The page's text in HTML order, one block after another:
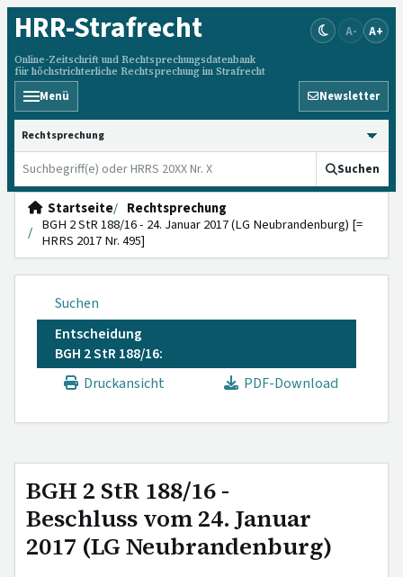
HRR-Strafrecht
Online-Zeitschrift und Rechtsprechungsdatenbank
für höchstrichterliche Rechtsprechung im Strafrecht
A- A+
Menü Newsletter
HRRS durchsuchen
Suchen
Startseite
Rechtsprechung
BGH 2 StR 188/16 - 24. Januar 2017 (LG Neubrandenburg) [=
HRRS 2017 Nr. 495]
Suchen
Entscheidung
BGH 2 StR 188/16:
Druckansicht
PDF-Download
BGH 2 StR 188/16 -
Beschluss vom 24. Januar
2017 (LG Neubrandenburg)